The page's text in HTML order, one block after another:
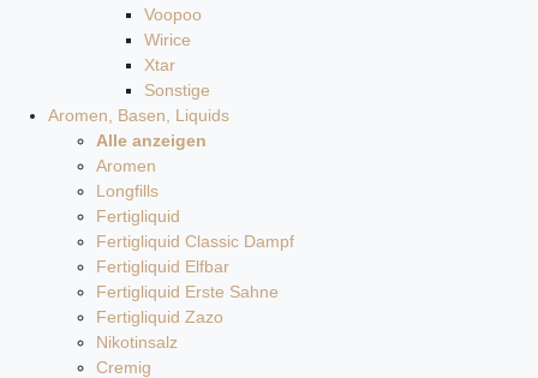
Voopoo
Wirice
Xtar
Sonstige
Aromen, Basen, Liquids
Alle anzeigen
Aromen
Longfills
Fertigliquid
Fertigliquid Classic Dampf
Fertigliquid Elfbar
Fertigliquid Erste Sahne
Fertigliquid Zazo
Nikotinsalz
Cremig